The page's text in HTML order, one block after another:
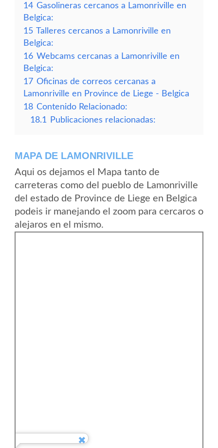
14 Gasolineras cercanos a Lamonriville en
Belgica:
15 Talleres cercanos a Lamonriville en
Belgica:
16 Webcams cercanas a Lamonriville en
Belgica:
17 Oficinas de correos cercanas a
Lamonriville en Province de Liege - Belgica
18 Contenido Relacionado:
18.1
Publicaciones relacionadas:
MAPA DE LAMONRIVILLE
Aqui os dejamos el Mapa tanto de
carreteras como del pueblo de Lamonriville
del estado de Province de Liege en Belgica
podeis ir manejando el zoom para cercaros o
alejaros en el mismo.